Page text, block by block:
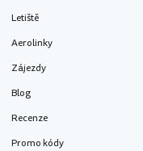
Letiště
Aerolinky
Zájezdy
Blog
Recenze
Promo kódy